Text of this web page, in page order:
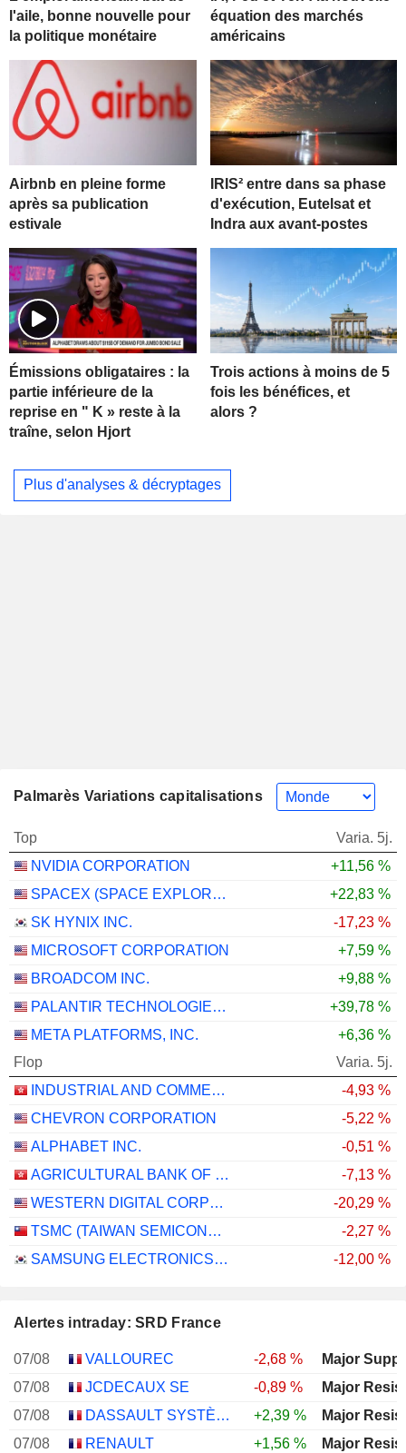
l'aile, bonne nouvelle pour
la politique monétaire
équation des marchés
américains
Airbnb en pleine forme
après sa publication
estivale
IRIS² entre dans sa phase
d'exécution, Eutelsat et
Indra aux avant-postes
Émissions obligataires : la
partie inférieure de la
reprise en " K » reste à la
traîne, selon Hjort
Trois actions à moins de 5
fois les bénéfices, et
alors ?
Plus d'analyses & décryptages
Palmarès Variations capitalisations
Top
Varia. 5j.
NVIDIA CORPORATION
+11,56 %
SPACEX (SPACE EXPLORATION TECHNOLOGIES)
+22,83 %
SK HYNIX INC.
-17,23 %
MICROSOFT CORPORATION
+7,59 %
BROADCOM INC.
+9,88 %
PALANTIR TECHNOLOGIES INC.
+39,78 %
META PLATFORMS, INC.
+6,36 %
Flop
Varia. 5j.
INDUSTRIAL AND COMMERCIAL BANK OF CHINA LIMITED
-4,93 %
CHEVRON CORPORATION
-5,22 %
ALPHABET INC.
-0,51 %
AGRICULTURAL BANK OF CHINA LIMITED
-7,13 %
WESTERN DIGITAL CORPORATION
-20,29 %
TSMC (TAIWAN SEMICONDUCTOR MANUFACTURING COMPANY)
-2,27 %
SAMSUNG ELECTRONICS CO., LTD.
-12,00 %
Alertes intraday: SRD France
07/08 VALLOUREC -2,68 %
Major
07/08
JCDECAUX SE -0,89 %
Major
07/08
DASSAULT SYSTÈMES SE +2,39 %
Major
07/08
RENAULT +1,56 %
Major